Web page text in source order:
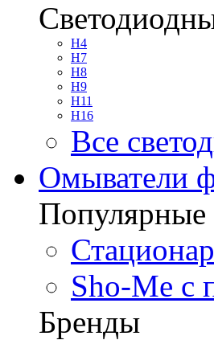
H4
H7
H8
H9
H11
H16
Все
Омыватели
Популярные
Sho-Me с
Бренды